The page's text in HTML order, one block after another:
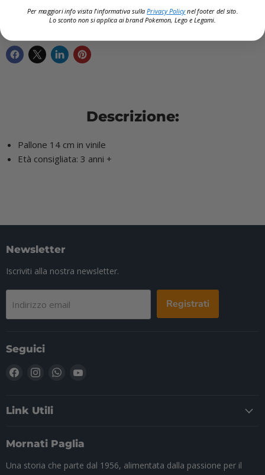
Descrizione:
Pallone 14 cm in vinile
Età consigliata: 3 anni +
Newsletter
Iscriviti alla nostra newsletter.
Indirizzo email Registrati
Seguici
Trovaci Trovaci Trovaci
Link Utili
Mornati Paglia
Una storia che parte dal 1956, alimentata dalla passione per il
Per maggiori info visita l'informativa sullaPrivacy Policynel footer del sito.
Lo sconto non si applica ai brandPokemon, Lego e Legami.